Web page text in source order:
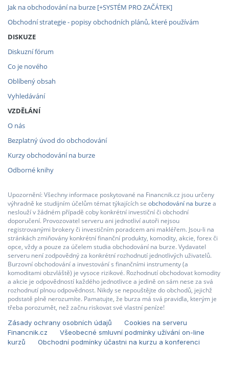
Jak na obchodování na burze [+SYSTÉM PRO ZAČÁTEK]
Obchodní strategie - popisy obchodních plánů, které používám
DISKUZE
Diskuzní fórum
Co je nového
Oblíbený obsah
Vyhledávání
VZDĚLÁNÍ
O nás
Bezplatný úvod do obchodování
Kurzy obchodování na burze
Odborné knihy
Upozornění: Všechny informace poskytované na Financnik.cz jsou určeny
výhradně ke studijním účelům témat týkajících se obchodování na burze a
neslouží v žádném případě coby konkrétní investiční či obchodní
doporučení. Provozovatel serveru ani jednotliví autoři nejsou
registrovanými brokery či investičním poradcem ani makléřem. Jsou-li na
stránkách zmiňovány konkrétní finanční produkty, komodity, akcie, forex či
opce, vždy a pouze za účelem studia obchodování na burze. Vydavatel
serveru není zodpovědný za konkrétní rozhodnutí jednotlivých uživatelů.
Burzovní obchodování a investování s finančními instrumenty (a
komoditami obzvláště) je vysoce rizikové. Rozhodnutí obchodovat komodity
a akcie je odpovědností každého jednotlivce a jedině on sám nese za svá
rozhodnutí plnou odpovědnost. Nikdy se nepouštějte do obchodů, jejichž
podstatě plně nerozumíte. Pamatujte, že burza má svá pravidla, kterým je
třeba porozumět, než začnu riskovat své vlastní peníze!
Zásady ochrany osobních údajů
Cookies na serveru
Financnik.cz
Všeobecné smluvní podmínky užívání on-line
kurzů
Obchodní podmínky účastni na kurzu a konferenci